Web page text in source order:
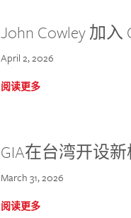
John Cowley 加
April 2, 2026
阅读更多
GIA在台湾开设
March 31, 2026
阅读更多